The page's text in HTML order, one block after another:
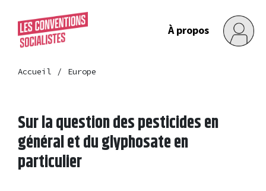
À propos
Accueil Europe
Sur la question des pesticides en
général et du glyphosate en
particulier